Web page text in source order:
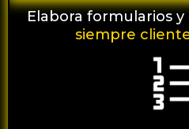
Elabora formularios y
siempre